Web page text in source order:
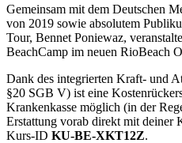
Gemeinsam mit dem Deutschen
von 2019 sowie absolutem
Tour, Bennet Poniewaz,
BeachCamp im neuen RioBeach
Dank des integrierten Kraft- und
§20 SGB V) ist eine
Krankenkasse möglich (in der
Erstattung vorab direkt mit deiner
Kurs-ID KU-BE-XKT12Z.